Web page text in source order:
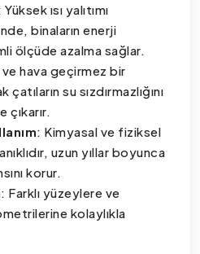
Yüksek ısı yalıtımı
binaların enerji
ölçüde azalma sağlar.
ve hava geçirmez bir
su sızdırmazlığını
: Kimyasal ve fiziksel
uzun yıllar boyunca
korur.
: Farklı yüzeylere ve
kolaylıkla